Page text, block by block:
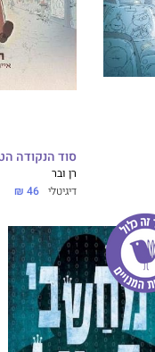
סוד הנקודה
רן ובר
דיגיטלי 46 ₪